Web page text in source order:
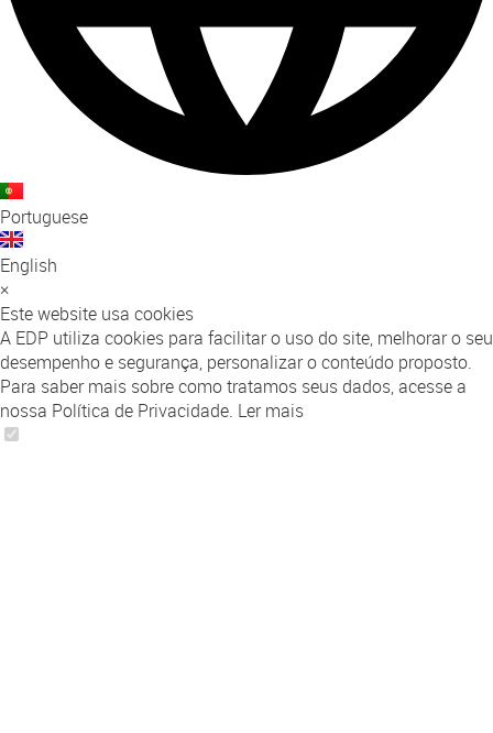
Portuguese
English
×
Este website usa cookies
A EDP utiliza cookies para facilitar o uso do site, melhorar o seu
desempenho e segurança, personalizar o conteúdo proposto.
Para saber mais sobre como tratamos seus dados, acesse a
nossa Política de Privacidade. Ler mais